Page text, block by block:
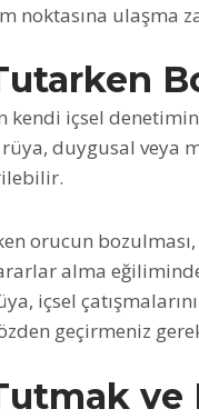
noktasına ulaşma
içsel
duygusal veya
orucun bozulması,
alma
içsel
geçirmeniz
ve